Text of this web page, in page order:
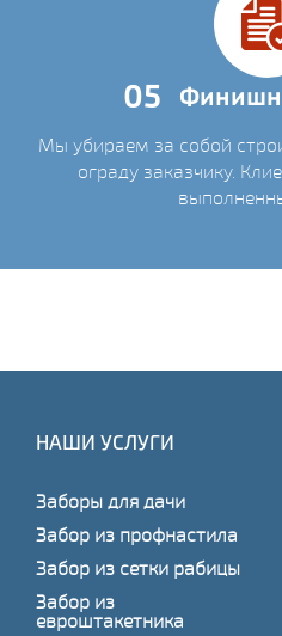
05
Мы убираем за собой
ограду заказчику.
НАШИ УСЛУГИ
Заборы для дачи
Забор из профнастила
Забор из сетки рабицы
Забор из
евроштакетника